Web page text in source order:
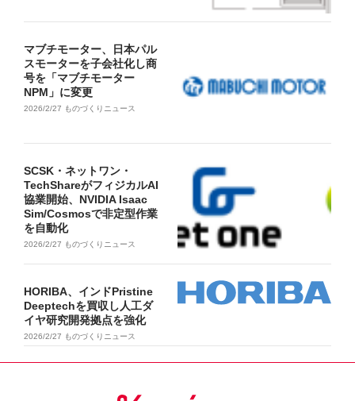
マブチモーター、日本パル
スモーターを子会社化し商
号を「マブチモーター
NPM」に変更
2026/2/27 ものづくりニュース
SCSK・ネットワン・
TechShareがフィジカルAI
協業開始、NVIDIA Isaac
Sim/Cosmosで非定型作業
を自動化
2026/2/27 ものづくりニュース
HORIBA、インドPristine
Deeptechを買収し人工ダ
イヤ研究開発拠点を強化
2026/2/27 ものづくりニュース